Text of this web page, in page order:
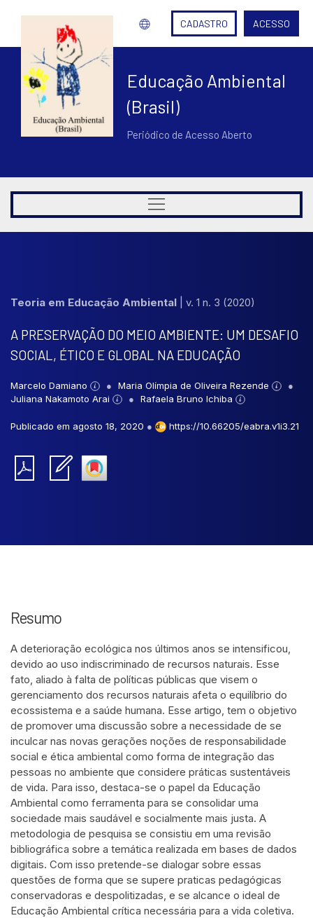
CADASTRO ACESSO
Educação Ambiental
(Brasil)
Periódico de Acesso Aberto
Teoria em Educação Ambiental v. 1 n. 3 (2020)
A PRESERVAÇÃO DO MEIO AMBIENTE: UM DESAFIO
SOCIAL, ÉTICO E GLOBAL NA EDUCAÇÃO
Marcelo Damiano
Maria Olímpia de Oliveira Rezende
Juliana Nakamoto Arai
Rafaela Bruno Ichiba
Publicado em agosto 18, 2020 ● https://10.66205/eabra.v1i3.21
Resumo
A deterioração ecológica nos últimos anos se intensificou,
devido ao uso indiscriminado de recursos naturais. Esse
fato, aliado à falta de políticas públicas que visem o
gerenciamento dos recursos naturais afeta o equilíbrio do
ecossistema e a saúde humana. Esse artigo, tem o objetivo
de promover uma discussão sobre a necessidade de se
inculcar nas novas gerações noções de responsabilidade
social e ética ambiental como forma de integração das
pessoas no ambiente que considere práticas sustentáveis
de vida. Para isso, destaca-se o papel da Educação
Ambiental como ferramenta para se consolidar uma
sociedade mais saudável e socialmente mais justa. A
metodologia de pesquisa se consistiu em uma revisão
bibliográfica sobre a temática realizada em bases de dados
digitais. Com isso pretende-se dialogar sobre essas
questões de forma que se supere praticas pedagógicas
conservadoras e despolitizadas, e se alcance o ideal de
Educação Ambiental crítica necessária para a vida coletiva.